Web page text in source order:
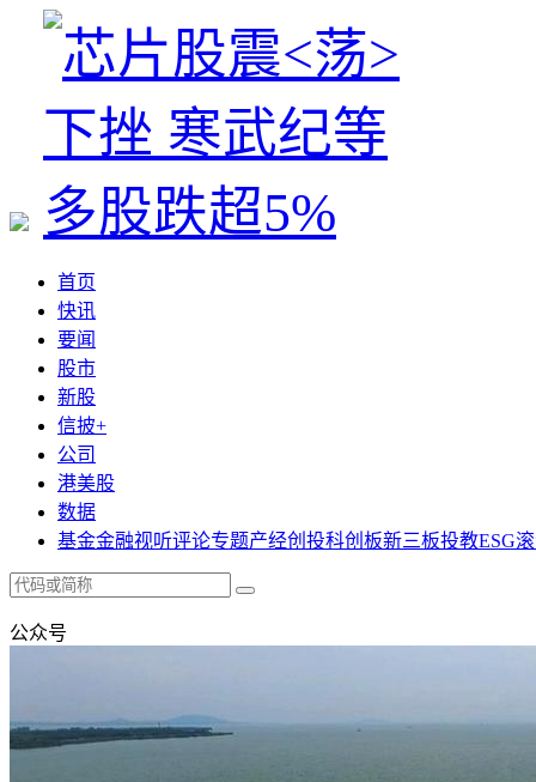
首页
快讯
要闻
股市
新股
信披+
公司
港美股
数据
基金金融视听评论专题产经创投科创板新三板投教ESG
公众号